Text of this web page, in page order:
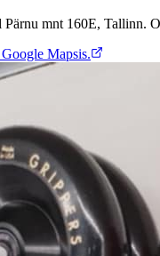
Pärnu mnt 160E, Tallinn.
Mapsis.